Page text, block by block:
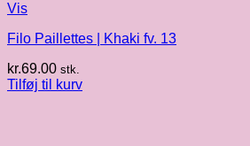
Vis
Filo Paillettes | Khaki fv. 13
kr.69.00 stk.
Tilføj til kurv